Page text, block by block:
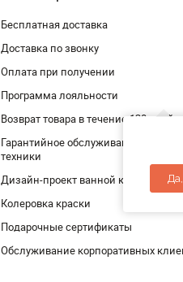
Бесплатная доставка
Доставка по звонку
Оплата при получении
Программа лояльности
Возврат товара в течение 120 дней
Гарантийное обслуживание и
техники
Дизайн-проект ванной комнаты
Колеровка краски
Подарочные сертификаты
Обслуживание корпоративных